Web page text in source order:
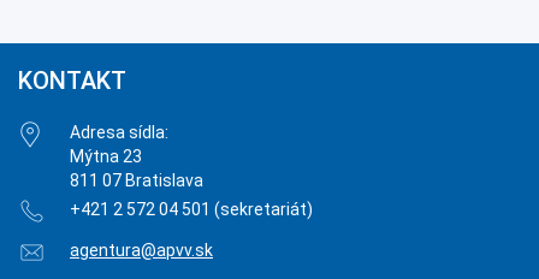
KONTAKT
Adresa sídla:
Mýtna 23
811 07 Bratislava
+421 2 572 04 501 (sekretariát)
agentura@apvv.sk